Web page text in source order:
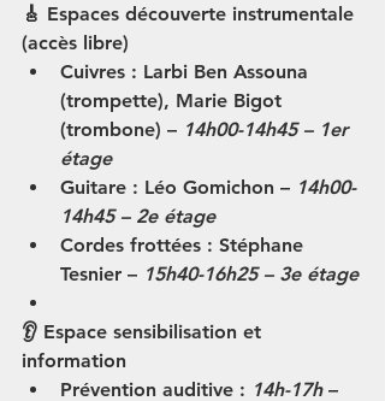
🎸 Espaces découverte instrumentale
(accès libre)
Cuivres : Larbi Ben Assouna
(trompette), Marie Bigot
(trombone) – 14h00-14h45 – 1er
étage
Guitare : Léo Gomichon – 14h00-
14h45 – 2e étage
Cordes frottées : Stéphane
Tesnier – 15h40-16h25 – 3e étage
👂 Espace sensibilisation et
information
Prévention auditive : 14h-17h –